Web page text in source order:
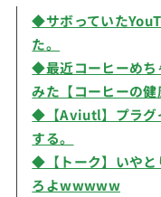
◆サボっていた
た。
◆最近コーヒーめち
みた【コーヒーの健
◆【Aviutl】プラグ
する。
◆【トーク】いやと
ろよwwwww